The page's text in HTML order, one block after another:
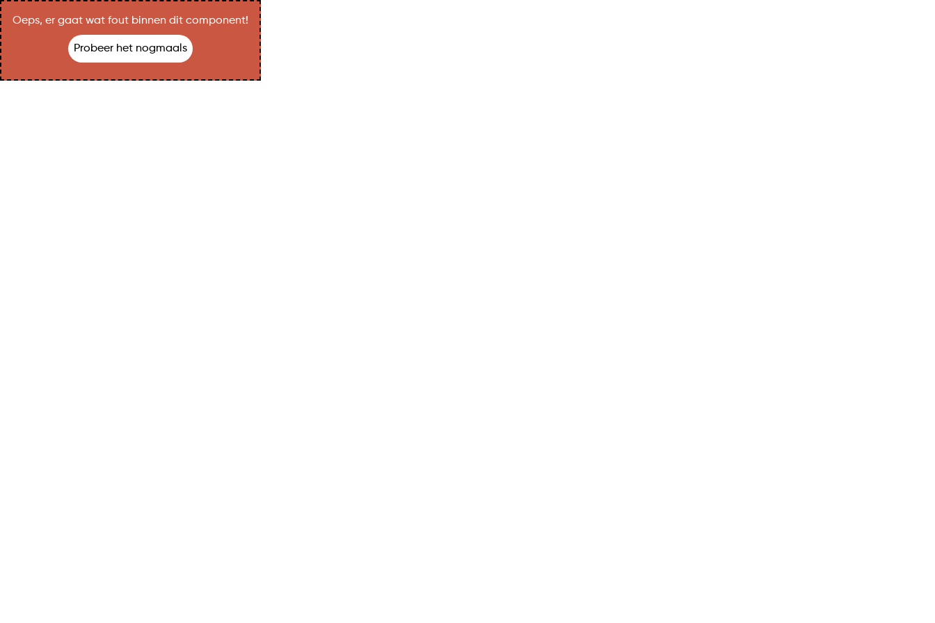
Oeps, er gaat wat fout binnen dit component!
Probeer het nogmaals